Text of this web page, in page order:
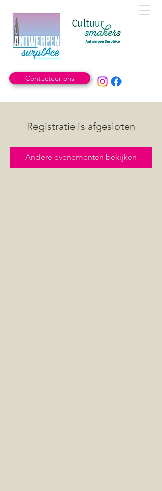
Contacteer ons
Registratie is afgesloten
Andere evenementen bekijken